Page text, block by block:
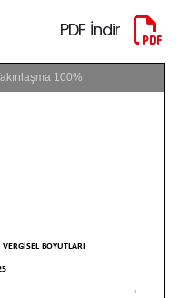
PDF İndir
100%